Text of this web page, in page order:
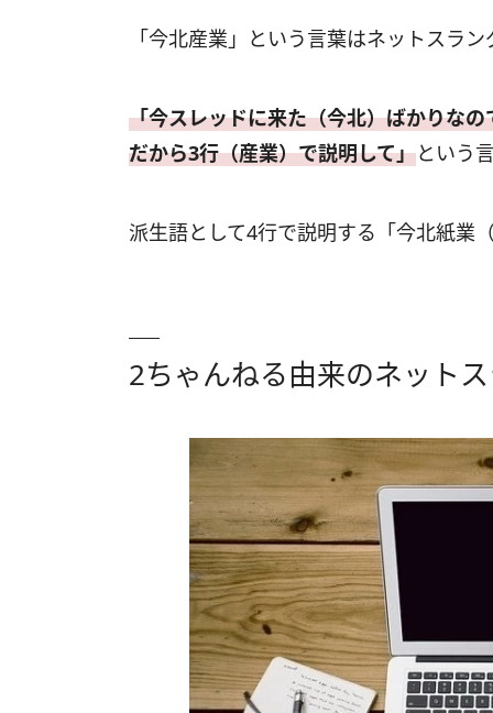
「今北産業」という言葉はネットスラ
「今スレッドに来た（今北）ばかりな
だから3行（産業）で説明して」という
派生語として4行で説明する「今北紙業
2ちゃんねる由来のネット